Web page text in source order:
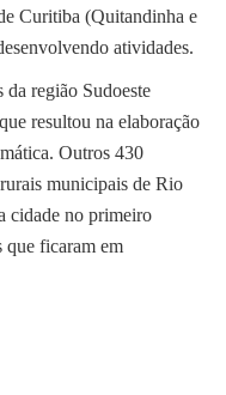
Curitiba (Quitandinha e
atividades.
região Sudoeste
resultou na elaboração
Outros 430
municipais de Rio
cidade no primeiro
que ficaram em